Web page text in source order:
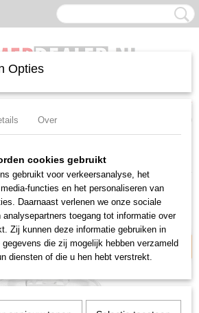
UW WINKELWAGEN
> Verzinkborenset Dormer G2361
Laagste prijsgarantie
Opties
Over
cookies gebruikt
gebruikt voor verkeersanalyse, het
functies en het personaliseren van
Daarnaast verlenen we onze sociale
toegang tot informatie over
Zij kunnen deze informatie gebruiken in
die zij mogelijk hebben verzameld
diensten of die u hen hebt verstrekt.